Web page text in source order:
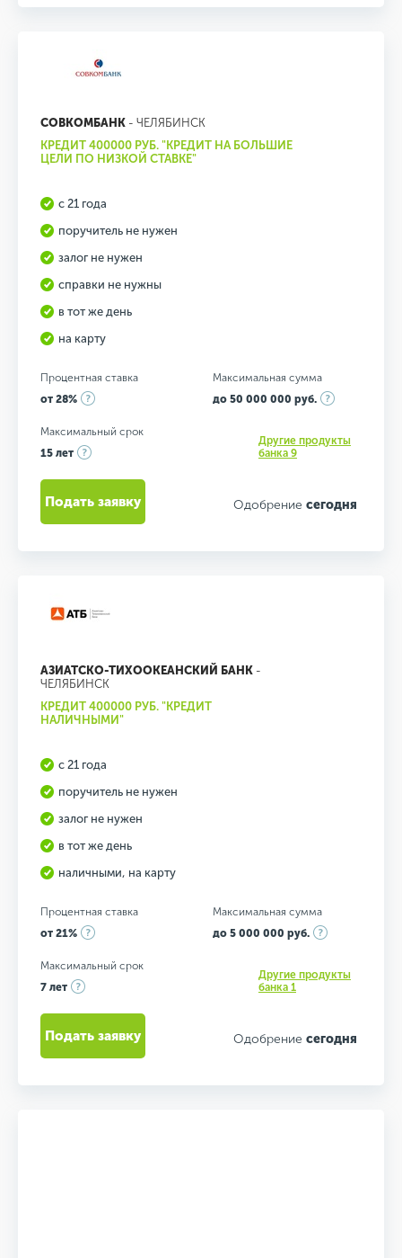
СОВКОМБАНК - ЧЕЛЯБИНСК
КРЕДИТ 400000 РУБ. "КРЕДИТ НА БОЛЬШИЕ
ЦЕЛИ ПО НИЗКОЙ СТАВКЕ"
с 21 года
поручитель не нужен
залог не нужен
справки не нужны
в тот же день
на карту
Процентная ставка
от 28%
Максимальная сумма
до 50 000 000 руб.
Максимальный срок
15 лет
Другие продукты
банка 9
Одобрение сегодня
Подать заявку
АЗИАТСКО-ТИХООКЕАНСКИЙ БАНК -
ЧЕЛЯБИНСК
КРЕДИТ 400000 РУБ. "КРЕДИТ
НАЛИЧНЫМИ"
с 21 года
поручитель не нужен
залог не нужен
в тот же день
наличными, на карту
Процентная ставка
от 21%
Максимальная сумма
до 5 000 000 руб.
Максимальный срок
7 лет
Другие продукты
банка 1
Одобрение сегодня
Подать заявку